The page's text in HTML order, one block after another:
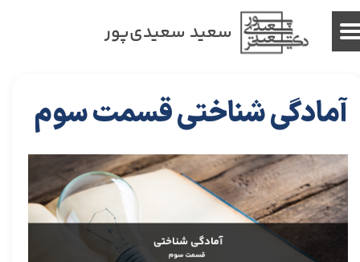
سعید سعیدی‌پور
آمادگی شناختی قسمت سوم